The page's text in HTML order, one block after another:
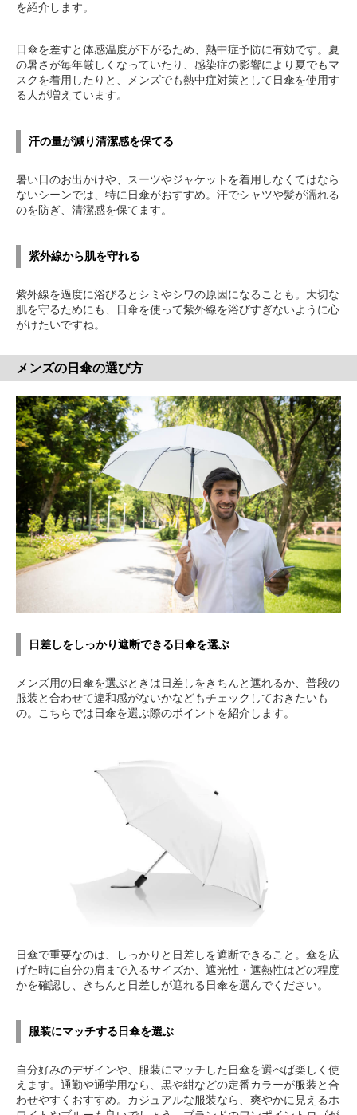
を紹介します。
日傘を差すと体感温度が下がるため、熱中症予防に有効です。夏
の暑さが毎年厳しくなっていたり、感染症の影響により夏でもマ
スクを着用したりと、メンズでも熱中症対策として日傘を使用す
る人が増えています。
汗の量が減り清潔感を保てる
暑い日のお出かけや、スーツやジャケットを着用しなくてはなら
ないシーンでは、特に日傘がおすすめ。汗でシャツや髪が濡れる
のを防ぎ、清潔感を保てます。
紫外線から肌を守れる
紫外線を過度に浴びるとシミやシワの原因になることも。大切な
肌を守るためにも、日傘を使って紫外線を浴びすぎないように心
がけたいですね。
メンズの日傘の選び方
日差しをしっかり遮断できる日傘を選ぶ
メンズ用の日傘を選ぶときは日差しをきちんと遮れるか、普段の
服装と合わせて違和感がないかなどもチェックしておきたいも
の。こちらでは日傘を選ぶ際のポイントを紹介します。
日傘で重要なのは、しっかりと日差しを遮断できること。傘を広
げた時に自分の肩まで入るサイズか、遮光性・遮熱性はどの程度
かを確認し、きちんと日差しが遮れる日傘を選んでください。
服装にマッチする日傘を選ぶ
自分好みのデザインや、服装にマッチした日傘を選べば楽しく使
えます。通勤や通学用なら、黒や紺などの定番カラーが服装と合
わせやすくおすすめ。カジュアルな服装なら、爽やかに見えるホ